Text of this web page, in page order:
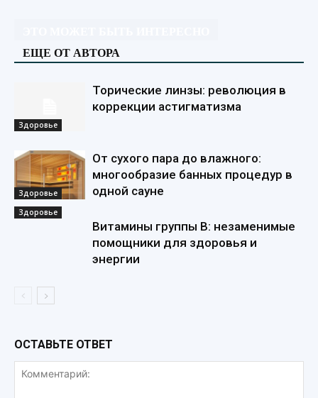
ЕЩЕ ОТ АВТОРА
Здоровье
Торические линзы: революция в
коррекции астигматизма
Здоровье
От сухого пара до влажного:
многообразие банных процедур в
одной сауне
Здоровье
Витамины группы В: незаменимые
помощники для здоровья и
энергии
ОСТАВЬТЕ ОТВЕТ